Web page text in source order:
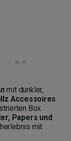
mit dunkler,
Accessoires
Box.
Papers und
mit